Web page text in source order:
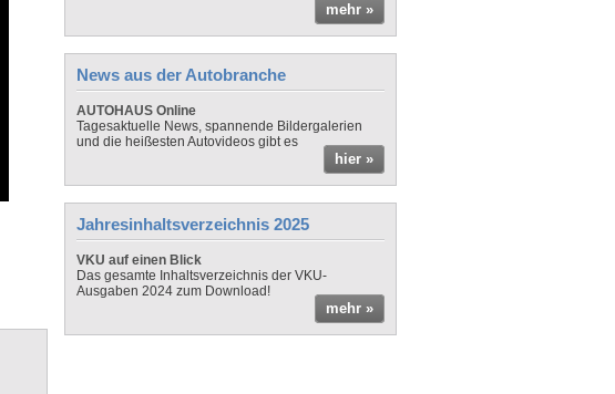
mehr »
News aus der Autobranche
AUTOHAUS Online
Tagesaktuelle News, spannende Bildergalerien
und die heißesten Autovideos gibt es
hier »
Jahresinhaltsverzeichnis 2025
VKU auf einen Blick
Das gesamte Inhaltsverzeichnis der VKU-
Ausgaben 2024 zum Download!
mehr »